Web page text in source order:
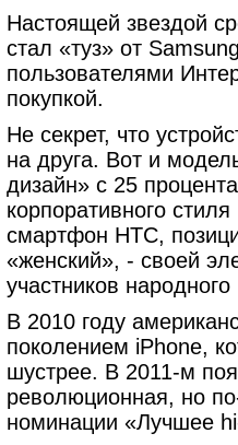
Настоящей звездой
стал «туз» от
пользователями
покупкой.
Не секрет, что
на друга. Вот и
дизайн» с 25
корпоративного
смартфон HTC,
«женский», - своей
участников
В 2010 году
поколением iPhone,
шустрее. В 2011-м
революционная, но
номинации «Лучшее